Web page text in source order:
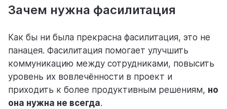
Зачем нужна фасилитация
Как бы ни была прекрасна фасилитация, это не
панацея. Фасилитация помогает улучшить
коммуникацию между сотрудниками, повысить
уровень их вовлечённости в проект и
приходить к более продуктивным решениям, но
она нужна не всегда.